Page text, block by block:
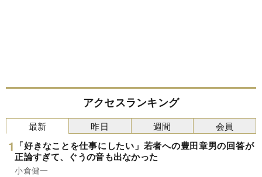
アクセスランキング
最新
「好きなことを仕事にしたい」若者への豊田章男の回答が
正論すぎて、ぐうの音も出なかった
小倉健一
昨日 週間 会員